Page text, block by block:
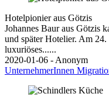
Hotelpionier aus Götzis
Johannes Baur aus Götzis
und später Hotelier. Am
luxuriöses......
2020-01-06 - Anonym
UnternehmerInnen